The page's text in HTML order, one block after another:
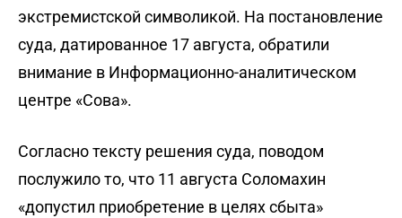
экстремистской символикой. На постановление
суда, датированное 17 августа, обратили
внимание в Информационно-аналитическом
центре «Сова».
Согласно тексту решения суда, поводом
послужило то, что 11 августа Соломахин
«допустил приобретение в целях сбыта»